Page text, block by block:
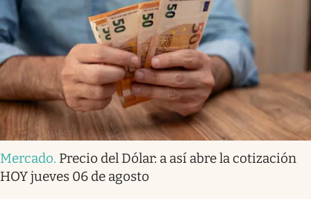
Mercado. Precio del Dólar: a así abre la cotización
HOY jueves 06 de agosto